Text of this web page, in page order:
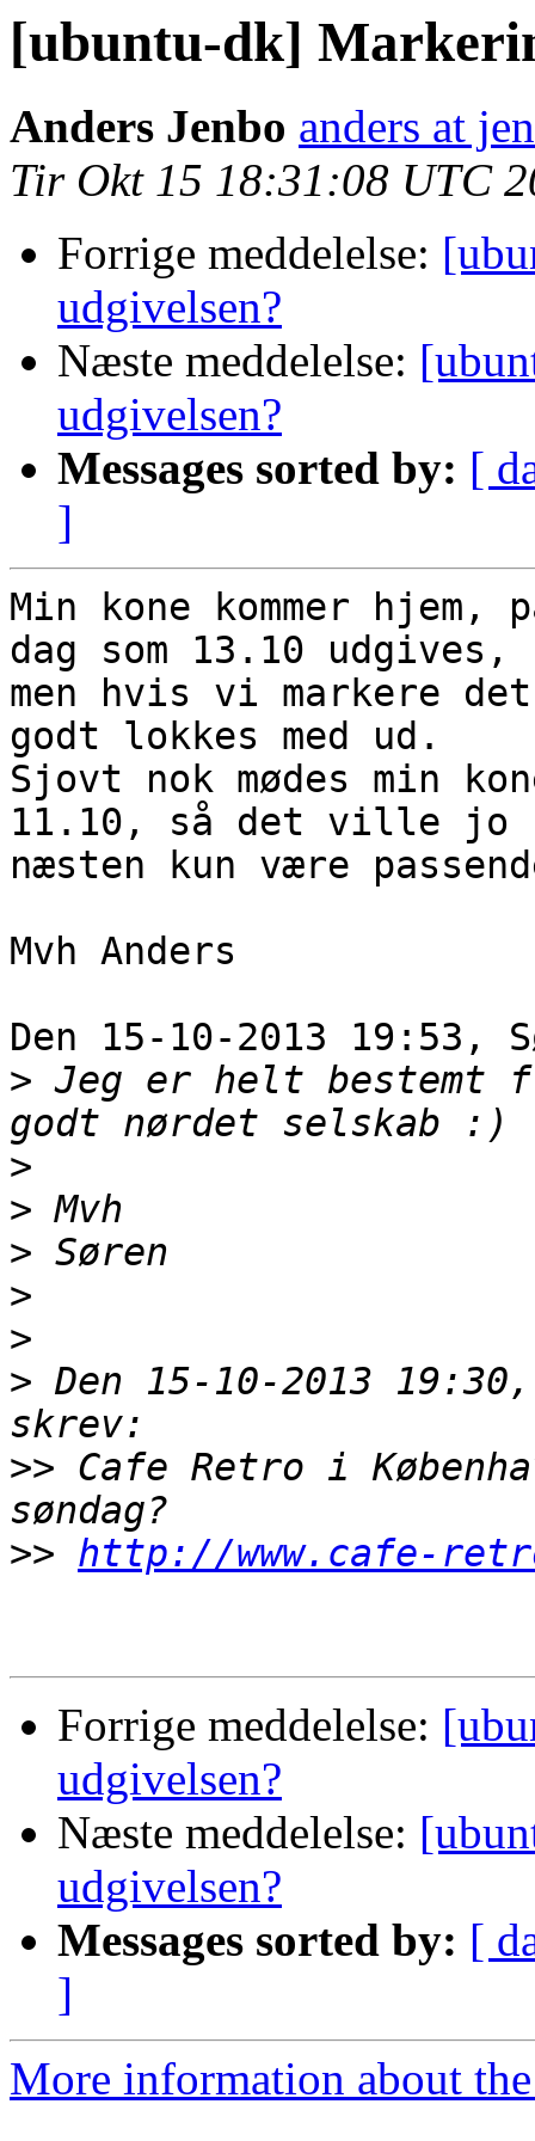
[ubuntu-dk]
Anders Jenbo anders at
Tir Okt 15 18:31:08 UTC
Forrige meddelelse:
udgivelsen?
Næste meddelelse:
udgivelsen?
Messages sorted by: [
]
Min kone kommer hjem,
dag som 13.10 udgives,
men hvis vi markere
godt lokkes med ud.
Sjovt nok mødes min
11.10, så det ville jo
næsten kun være
Mvh Anders
Den 15-10-2013 19:53,
> Jeg er helt bestemt
>
>
>
>
>
> Den 15-10-2013
>> Cafe Retro i
>> http://www.cafe-
Forrige meddelelse:
udgivelsen?
Næste meddelelse:
udgivelsen?
Messages sorted by: [
]
More information about